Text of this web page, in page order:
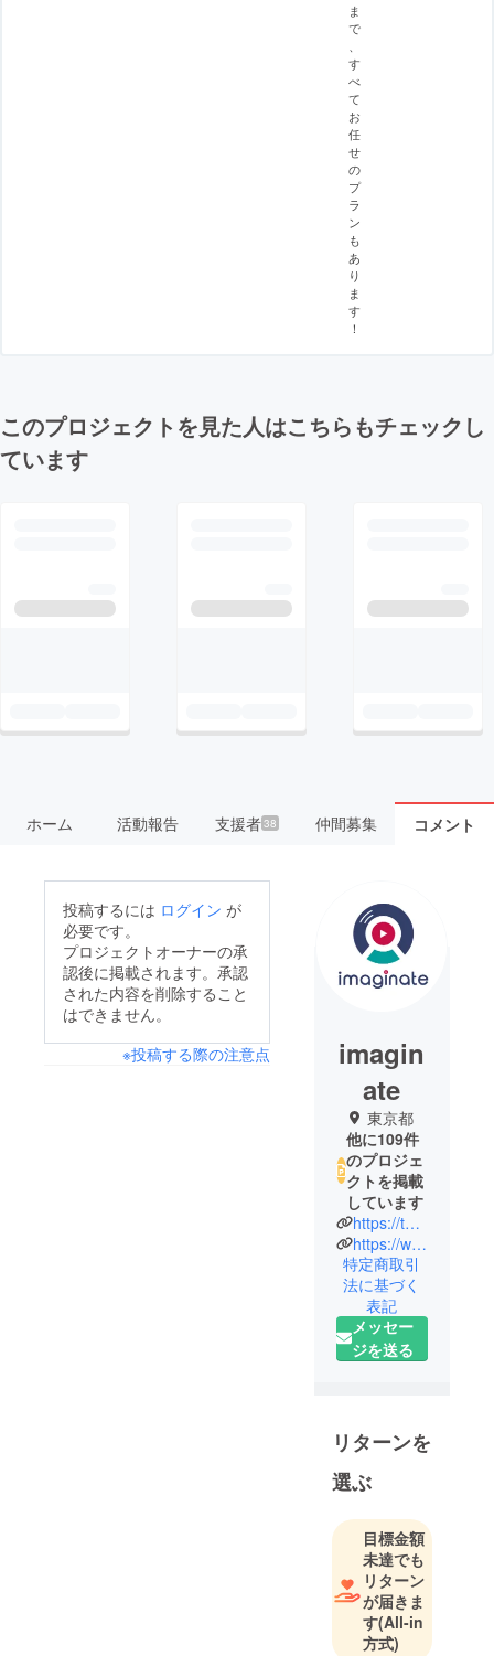
ま
で
す
べ
て
お
任
せ
の
プ
ラ
ン
も
あ
り
ま
す
！
このプロジェクトを見た人はこちらもチェックし
ています
ホーム 活動報告 支援者38 仲間募集 コメント
投稿するには ログイン が
必要です。
プロジェクトオーナーの承
認後に掲載されます。承認
された内容を削除すること
はできません。
※投稿する際の注意点
imagin
ate
東京都
他に109件
のプロジェ
クトを掲載
しています
https://twitter.com/heroines_idol/
https://www.imaginate.jp/
特定商取引
法に基づく
表記
メッセー
ジを送る
リターンを
選ぶ
目標金額
未達でも
リターン
が届きま
す(All-in
方式)